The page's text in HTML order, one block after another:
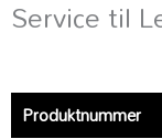
Service til
Produktnummer